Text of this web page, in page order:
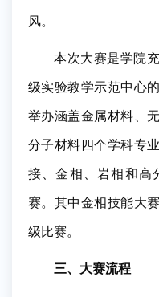
风。
本次大赛是学院
级实验教学示范中心
举办涵盖金属材料、
分子材料四个学科专
接、金相、岩相和高
赛。其中金相技能大
级比赛。
三、大赛流程